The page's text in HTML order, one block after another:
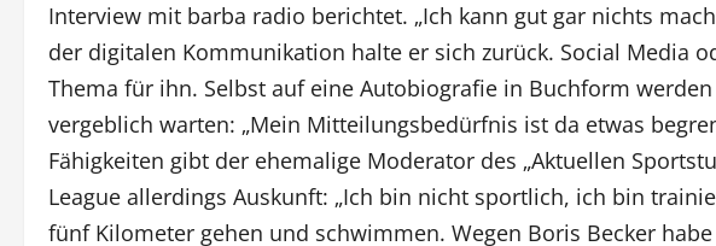
Interview mit barba radio berichtet. „Ich kann gut gar nichts
der digitalen Kommunikation halte er sich zurück. Social Media
Thema für ihn. Selbst auf eine Autobiografie in Buchform werden
vergeblich warten: „Mein Mitteilungsbedürfnis ist da etwas
Fähigkeiten gibt der ehemalige Moderator des „Aktuellen
League allerdings Auskunft: „Ich bin nicht sportlich, ich bin
fünf Kilometer gehen und schwimmen. Wegen Boris Becker